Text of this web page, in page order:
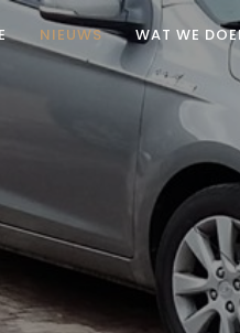
NIEUWS WAT WE